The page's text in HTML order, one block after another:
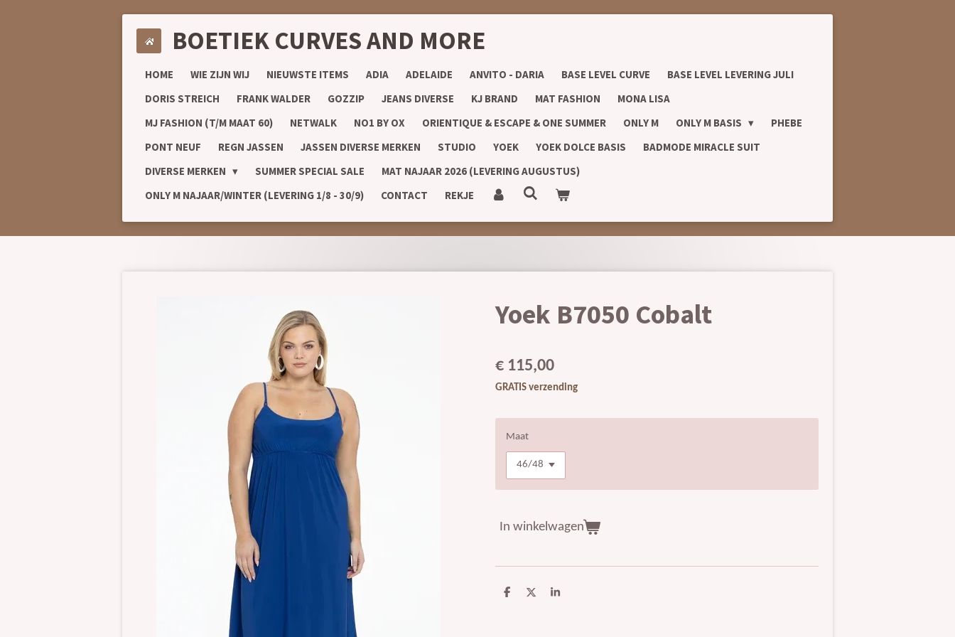
BOETIEK CURVES AND MORE
HOME WIE ZIJN WIJ NIEUWSTE ITEMS ADIA ADELAIDE ANVITO - DARIA BASE LEVEL CURVE
BASE LEVEL LEVERING JULI
DORIS STREICH
FRANK WALDER GOZZIP JEANS DIVERSE KJ BRAND MAT FASHION
MONA LISA
MJ FASHION (T/M MAAT 60)
NETWALK NO1 BY OX ORIENTIQUE & ESCAPE & ONE SUMMER ONLY M ONLY M BASIS
PHEBE
PONT NEUF
REGN JASSEN JASSEN DIVERSE MERKEN STUDIO YOEK YOEK DOLCE BASIS
BADMODE MIRACLE SUIT
DIVERSE MERKEN
SUMMER SPECIAL SALE
MAT NAJAAR 2026 (LEVERING AUGUSTUS)
ONLY M NAJAAR/WINTER (LEVERING 1/8 - 30/9)
CONTACT REKJE
Yoek B7050 Cobalt
€ 115,00
GRATIS verzending
Maat
In winkelwagen
D
D
S